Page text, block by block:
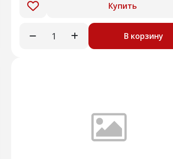
Купить
В корзину